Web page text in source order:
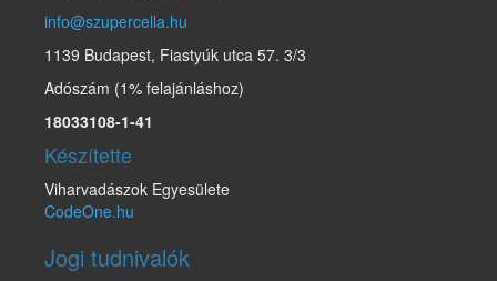
info@szupercella.hu
1139 Budapest, Fiastyúk utca 57. 3/3
Adószám (1% felajánláshoz)
18033108-1-41
Készítette
Viharvadászok Egyesülete
CodeOne.hu
Jogi tudnivalók